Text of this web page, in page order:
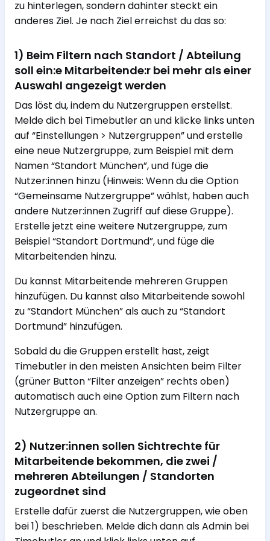
zu hinterlegen, sondern dahinter steckt ein
anderes Ziel. Je nach Ziel erreichst du das so:
1) Beim Filtern nach Standort / Abteilung
soll ein:e Mitarbeitende:r bei mehr als einer
Auswahl angezeigt werden
Das löst du, indem du Nutzergruppen erstellst.
Melde dich bei Timebutler an und klicke links unten
auf “Einstellungen > Nutzergruppen” und erstelle
eine neue Nutzergruppe, zum Beispiel mit dem
Namen “Standort München”, und füge die
Nutzer:innen hinzu (Hinweis: Wenn du die Option
“Gemeinsame Nutzergruppe” wählst, haben auch
andere Nutzer:innen Zugriff auf diese Gruppe).
Erstelle jetzt eine weitere Nutzergruppe, zum
Beispiel “Standort Dortmund”, und füge die
Mitarbeitenden hinzu.
Du kannst Mitarbeitende mehreren Gruppen
hinzufügen. Du kannst also Mitarbeitende sowohl
zu “Standort München” als auch zu “Standort
Dortmund” hinzufügen.
Sobald du die Gruppen erstellt hast, zeigt
Timebutler in den meisten Ansichten beim Filter
(grüner Button “Filter anzeigen” rechts oben)
automatisch auch eine Option zum Filtern nach
Nutzergruppe an.
2) Nutzer:innen sollen Sichtrechte für
Mitarbeitende bekommen, die zwei /
mehreren Abteilungen / Standorten
zugeordnet sind
Erstelle dafür zuerst die Nutzergruppen, wie oben
bei 1) beschrieben. Melde dich dann als Admin bei